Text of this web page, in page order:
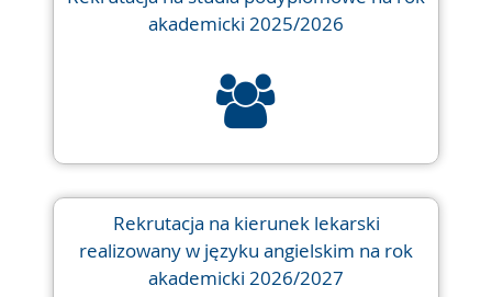
akademicki 2025/2026
Rekrutacja na kierunek lekarski
realizowany w języku angielskim na rok
akademicki 2026/2027